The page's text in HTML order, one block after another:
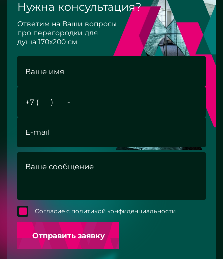
Нужна консультация?
Ответим на Ваши вопросы
про перегородки для
душа 170х200 см
Согласие с политикой конфиденциальности
Отправить заявку